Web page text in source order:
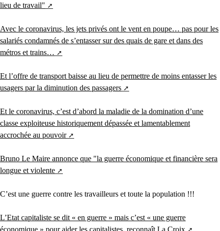
lieu de travail"
Avec le coronavirus, les jets privés ont le vent en poupe… pas pour les
salariés condamnés de s’entasser sur des quais de gare et dans des
métros et trains…
Et l’offre de transport baisse au lieu de permettre de moins entasser les
usagers par la diminution des passagers
Et le coronavirus, c’est d’abord la maladie de la domination d’une
classe exploiteuse historiquement dépassée et lamentablement
accrochée au pouvoir
Bruno Le Maire annonce que "la guerre économique et financière sera
longue et violente
C’est une guerre contre les travailleurs et toute la population !!!
L’Etat capitaliste se dit « en guerre » mais c’est « une guerre
économique » pour aider les capitalistes, reconnaît La Croix